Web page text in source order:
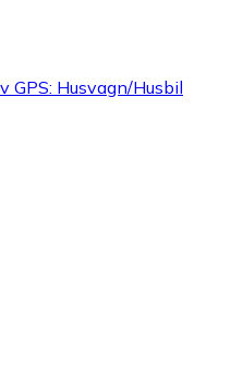
GPS: Husvagn/Husbil